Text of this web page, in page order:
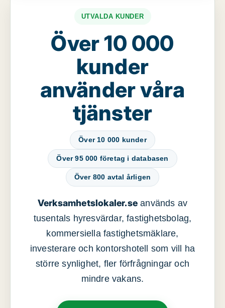
UTVALDA KUNDER
Över 10 000
kunder
använder våra
tjänster
Över 10 000 kunder
Över 95 000 företag i databasen
Över 800 avtal årligen
Verksamhetslokaler.se används av
tusentals hyresvärdar, fastighetsbolag,
kommersiella fastighetsmäklare,
investerare och kontorshotell som vill ha
större synlighet, fler förfrågningar och
mindre vakans.